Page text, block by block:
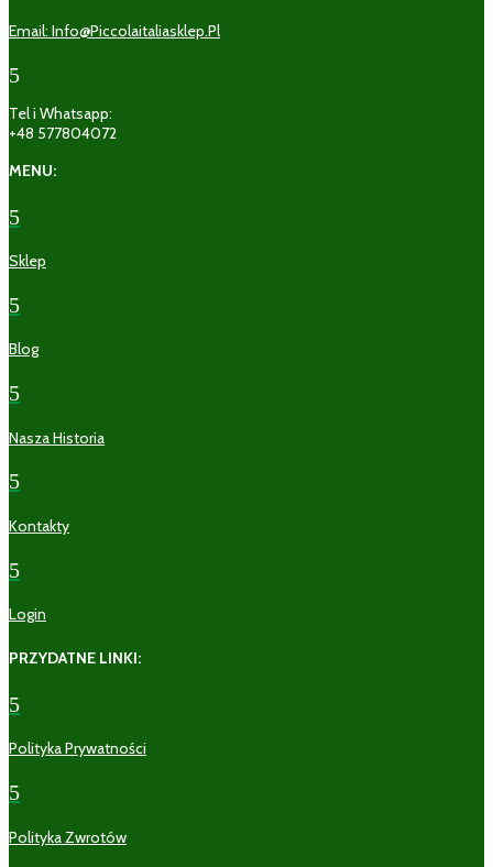
Email: Info@piccolaitaliasklep.pl
5
Tel i Whatsapp:
+48 577804072
MENU:
5
Sklep
5
Blog
5
Nasza Historia
5
Kontakty
5
Login
PRZYDATNE LINKI:
5
Polityka Prywatności
5
Polityka Zwrotów